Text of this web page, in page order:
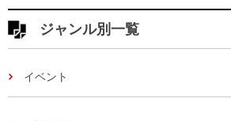
ジャンル別一覧
イベント